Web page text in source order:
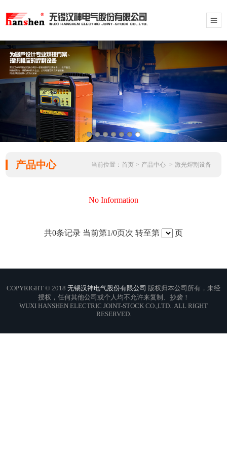
产品中心 当前位置： 首页 > 产品中心 > 激光焊割设备
No Information
共0条记录 当前第1/0页次 转至第 页
COPYRIGHT © 2018 无锡汉神电气股份有限公司 版权归本公司所有，未经
授权，任何其他公司或个人均不允许来复制、抄袭！
WUXI HANSHEN ELECTRIC JOINT-STOCK CO.,LTD.. ALL RIGHT
RESERVED.